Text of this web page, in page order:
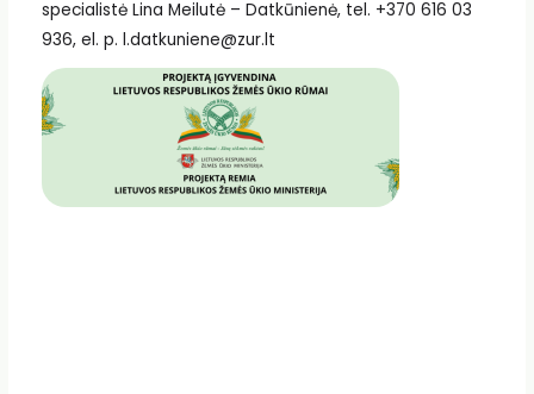
specialistė Lina Meilutė – Datkūnienė, tel. +370 616 03
936, el. p. l.datkuniene@zur.lt